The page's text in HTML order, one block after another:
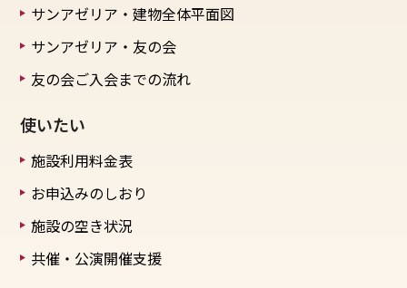
サンアゼリア・建物全体平面図
サンアゼリア・友の会
友の会ご入会までの流れ
使いたい
施設利用料金表
お申込みのしおり
施設の空き状況
共催・公演開催支援